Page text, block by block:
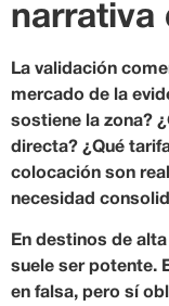
narrativa
La validación
mercado de la
sostiene la zona?
directa? ¿Qué
colocación son
necesidad
En destinos de
suele ser potente.
en falsa, pero sí